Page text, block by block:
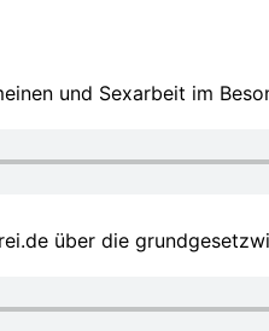
und Sexarbeit im
über die